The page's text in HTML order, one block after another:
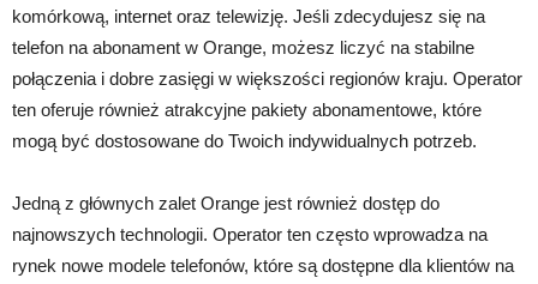
komórkową, internet oraz telewizję. Jeśli zdecydujesz się na
telefon na abonament w Orange, możesz liczyć na stabilne
połączenia i dobre zasięgi w większości regionów kraju. Operator
ten oferuje również atrakcyjne pakiety abonamentowe, które
mogą być dostosowane do Twoich indywidualnych potrzeb.
Jedną z głównych zalet Orange jest również dostęp do
najnowszych technologii. Operator ten często wprowadza na
rynek nowe modele telefonów, które są dostępne dla klientów na